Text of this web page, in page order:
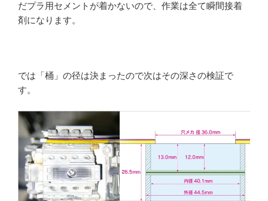
だプラ用セメントが着かないので、作業は全て瞬間接着
剤になります。
では「桶」の径は決まったので次はその深さの検証で
す。